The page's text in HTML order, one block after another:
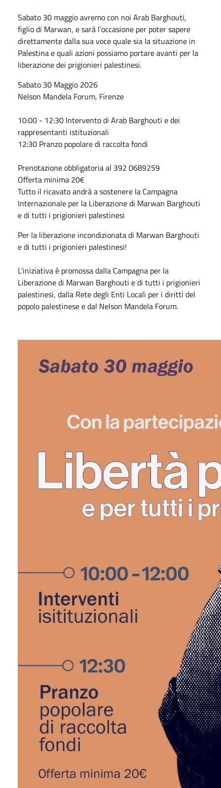
Sabato 30 maggioavremo con noi Arab Barghouti,
figlio di Marwan, e sarà l’occasione per poter sapere
direttamente dalla sua voce quale sia la situazione in
Palestina e quali azioni possiamo portare avanti per la
liberazione dei prigionieri palestinesi.
Sabato 30 Maggio 2026
Nelson Mandela Forum, Firenze
10:00 - 12:30 Intervento di Arab Barghouti e dei
rappresentanti istituzionali
12:30 Pranzo popolare di raccolta fondi
Prenotazione obbligatoria al 392 0689259
Offerta minima 20€
Tutto il ricavato andrà a sostenere la Campagna
Internazionale per la Liberazione di Marwan Barghouti
e di tutti i prigionieri palestinesi
Per la liberazione incondizionata di Marwan Barghouti
e di tutti i prigionieri palestinesi!
L’iniziativa è promossa dalla Campagna per la
Liberazione di Marwan Barghouti e di tutti i prigionieri
palestinesi, dalla Rete degli Enti Locali per i diritti del
popolo palestinese e dal Nelson Mandela Forum.